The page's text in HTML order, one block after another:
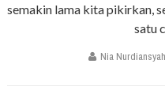
semakin lama kita pikirkan,
satu
Nia Nurdiansyah